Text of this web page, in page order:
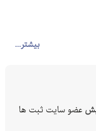
بیشتر...
عضو سایت ثبت ها